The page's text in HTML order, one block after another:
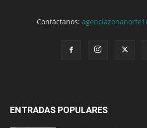
Contáctanos:
ENTRADAS POPULARES